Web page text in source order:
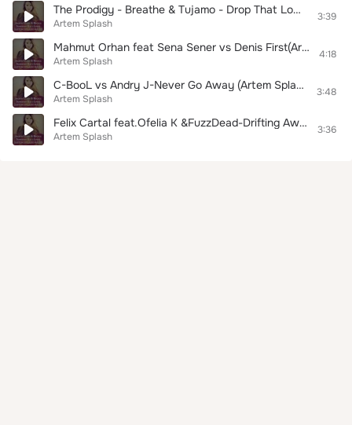
The Prodigy - Breathe & Tujamo - Drop That Low (When I Dip) (Artem Splash Mash up
Artem Splash
3:39
Mahmut Orhan feat Sena Sener vs Denis First(Artem Splash Boot)
Artem Splash
4:18
C-BooL vs Andry J-Never Go Away (Artem Splash Mash Up
Artem Splash
3:48
Felix Cartal feat.Ofelia K &FuzzDead-Drifting Away(Artem Splash Mash)
Artem Splash
3:36